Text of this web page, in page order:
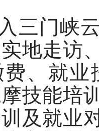
三门峡
地走访
费、就
技能培
及就业